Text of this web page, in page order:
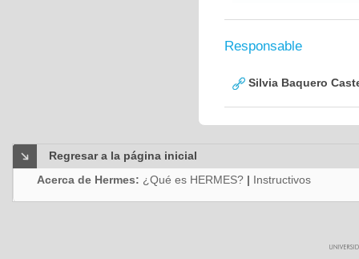
Responsable
Silvia Baquero
Regresar a la página inicial
Acerca de Hermes: ¿Qué es HERMES? | Instructivos